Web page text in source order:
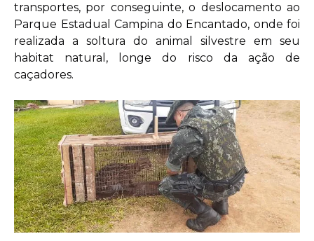
transportes, por conseguinte, o deslocamento ao
Parque Estadual Campina do Encantado, onde foi
realizada a soltura do animal silvestre em seu
habitat natural, longe do risco da ação de
caçadores.